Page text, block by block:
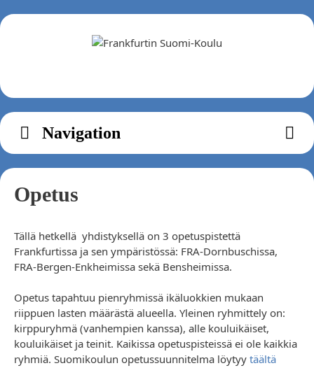
Zum
Navigation
Opetus
Tällä hetkellä yhdistyksellä on 3 opetuspistettä
Frankfurtissa ja sen ympäristössä: FRA-Dornbuschissa,
FRA-Bergen-Enkheimissa sekä Bensheimissa.
Opetus tapahtuu pienryhmissä ikäluokkien mukaan
riippuen lasten määrästä alueella. Yleinen ryhmittely on:
kirppuryhmä (vanhempien kanssa), alle kouluikäiset,
kouluikäiset ja teinit. Kaikissa opetuspisteissä ei ole kaikkia
ryhmiä. Suomikoulun opetussuunnitelma löytyy täältä